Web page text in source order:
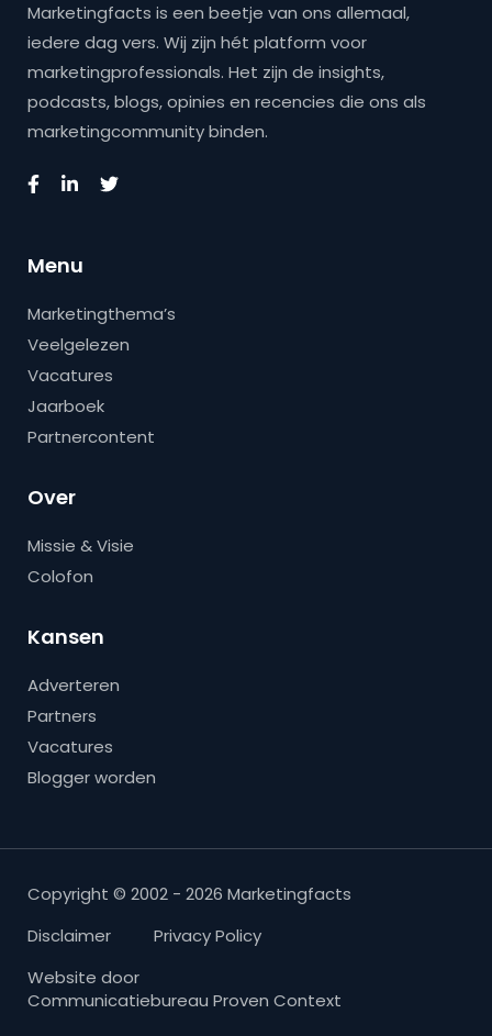
Marketingfacts is een beetje van ons allemaal,
iedere dag vers. Wij zijn hét platform voor
marketingprofessionals. Het zijn de insights,
podcasts, blogs, opinies en recencies die ons als
marketingcommunity binden.
Menu
Marketingthema’s
Veelgelezen
Vacatures
Jaarboek
Partnercontent
Over
Missie & Visie
Colofon
Kansen
Adverteren
Partners
Vacatures
Blogger worden
Copyright © 2002 - 2026 Marketingfacts
Disclaimer
Privacy Policy
Website door
Communicatiebureau Proven Context